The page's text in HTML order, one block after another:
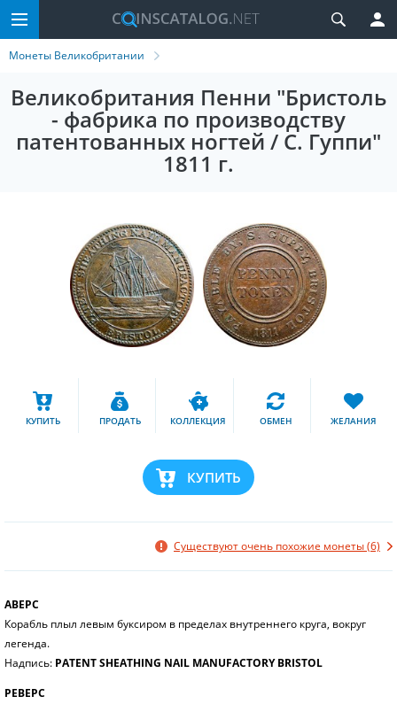
Монеты Великобритании
Великобритания Пенни "Бристоль
- фабрика по производству
патентованных ногтей / С. Гуппи"
1811 г.
КУПИТЬ ПРОДАТЬ КОЛЛЕКЦИЯ ОБМЕН ЖЕЛАНИЯ
КУПИТЬ
Существуют очень похожие монеты (6)
АВЕРС
Корабль плыл левым буксиром в пределах внутреннего круга, вокруг
легенда.
Надпись: PATENT SHEATHING NAIL MANUFACTORY BRISTOL
РЕВЕРС